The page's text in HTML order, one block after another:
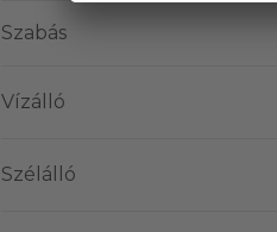
Szabás
Vízálló
Szélálló